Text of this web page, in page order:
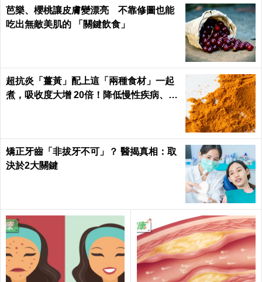
芭樂、櫻桃讓皮膚變漂亮 不靠修圖也能
吃出無敵美肌的 「關鍵飲食」
超抗炎「薑黃」配上這「兩種食材」一起
煮，吸收度大增 20倍！降低慢性疾病、癌
矯正牙齒「非拔牙不可」？ 醫揭真相：取
決於2大關鍵